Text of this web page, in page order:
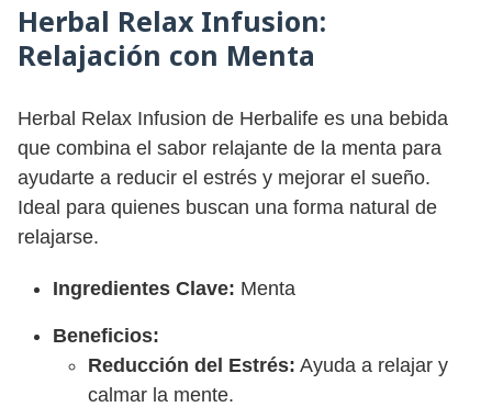
Herbal Relax Infusion:
Relajación con Menta
Herbal Relax Infusion de Herbalife es una bebida
que combina el sabor relajante de la menta para
ayudarte a reducir el estrés y mejorar el sueño.
Ideal para quienes buscan una forma natural de
relajarse.
Ingredientes Clave: Menta
Beneficios:
Reducción del Estrés: Ayuda a relajar y
calmar la mente.